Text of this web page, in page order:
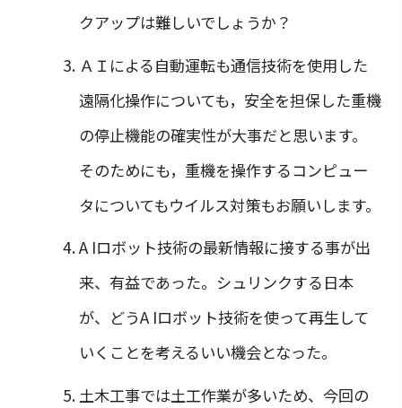
クアップは難しいでしょうか？
ＡＩによる自動運転も通信技術を使用した
遠隔化操作についても，安全を担保した重機
の停止機能の確実性が大事だと思います。
そのためにも，重機を操作するコンピュー
タについてもウイルス対策もお願いします。
A Iロボット技術の最新情報に接する事が出
来、有益であった。シュリンクする日本
が、どうA Iロボット技術を使って再生して
いくことを考えるいい機会となった。
土木工事では土工作業が多いため、今回の